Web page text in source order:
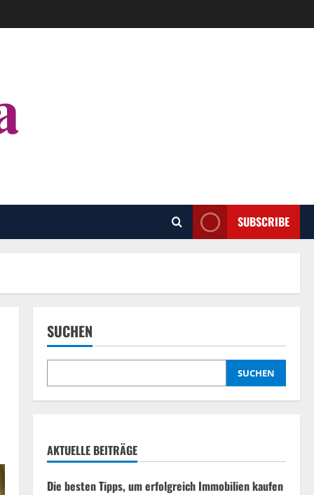
SUBSCRIBE
SUCHEN
SUCHEN
AKTUELLE BEITRÄGE
Die besten Tipps, um erfolgreich Immobilien kaufen